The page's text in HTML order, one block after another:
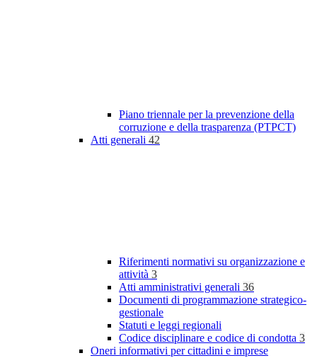
Piano triennale per la prevenzione della
corruzione e della trasparenza (PTPCT)
Atti generali 42
Riferimenti normativi su organizzazione e
attività 3
Atti amministrativi generali 36
Documenti di programmazione strategico-
gestionale
Statuti e leggi regionali
Codice disciplinare e codice di condotta 3
Oneri informativi per cittadini e imprese